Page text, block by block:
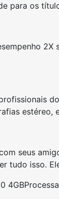
para os
estéreo,
seus
tudo isso.
4GB